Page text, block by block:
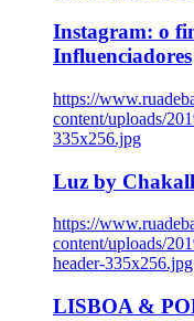
Instagram: o
Influenciadores
https://
content/uploads/
335x256.jpg
Luz by Chakall
https://
content/uploads/
header-335x256.jpg
LISBOA &